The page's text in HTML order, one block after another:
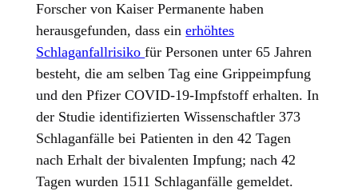
Forscher von Kaiser Permanente haben
herausgefunden, dass einerhöhtes
Schlaganfallrisikofür Personen unter 65 Jahren
besteht, die am selben Tag eine Grippeimpfung
und den Pfizer COVID-19-Impfstoff erhalten. In
der Studie identifizierten Wissenschaftler 373
Schlaganfälle bei Patienten in den 42 Tagen
nach Erhalt der bivalenten Impfung; nach 42
Tagen wurden 1511 Schlaganfälle gemeldet.